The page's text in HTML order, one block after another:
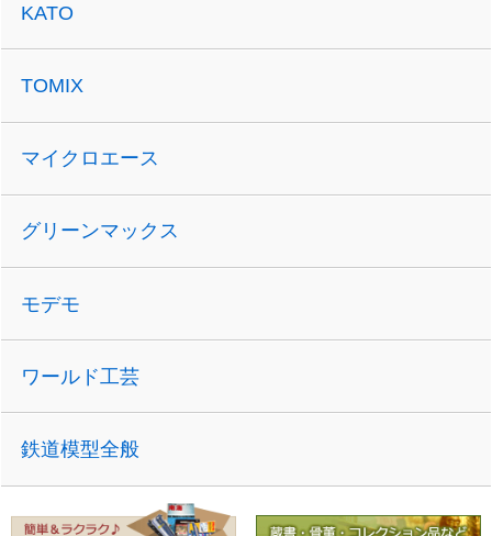
KATO
TOMIX
マイクロエース
グリーンマックス
モデモ
ワールド工芸
鉄道模型全般